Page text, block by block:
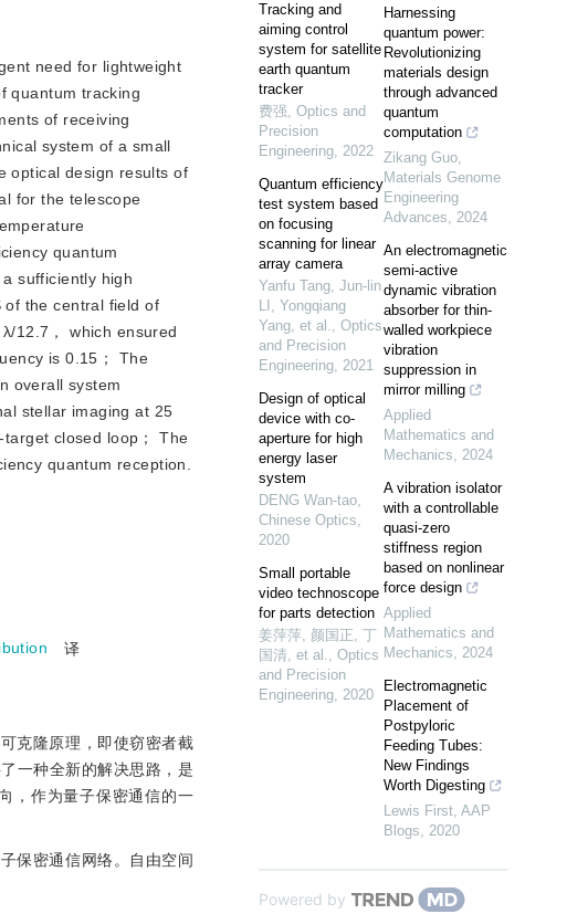
need for lightweight
quantum tracking
of receiving
system of a small
optical design results of
for the telescope
quantum
sufficiently high
of the central field of
12.7， which ensured
is 0.15； The
overall system
stellar imaging at 25
closed loop； The
quantum reception.
译
克隆原理，即使窃密者截
一种全新的解决思路，是
，作为量子保密通信的一
保密通信网络。自由空间
Tracking and
aiming control
system for satellite
earth quantum
tracker
费强, Optics and
Precision
Engineering, 2022
Quantum efficiency
test system based
on focusing
scanning for linear
array camera
Yanfu Tang, Jun-lin
LI, Yongqiang
Yang, et al., Optics
and Precision
Engineering, 2021
Design of optical
device with co-
aperture for high
energy laser
system
DENG Wan-tao,
Chinese Optics,
2020
Small portable
video technoscope
for parts detection
姜萍萍, 颜国正, 丁
国清, et al., Optics
and Precision
Engineering, 2020
Harnessing
quantum power:
Revolutionizing
materials design
through advanced
quantum
computation
Zikang Guo,
Materials Genome
Engineering
Advances, 2024
An electromagnetic
semi-active
dynamic vibration
absorber for thin-
walled workpiece
vibration
suppression in
mirror milling
Applied
Mathematics and
Mechanics, 2024
A vibration isolator
with a controllable
quasi-zero
stiffness region
based on nonlinear
force design
Applied
Mathematics and
Mechanics, 2024
Electromagnetic
Placement of
Postpyloric
Feeding Tubes:
New Findings
Worth Digesting
Lewis First, AAP
Blogs, 2020
Powered by